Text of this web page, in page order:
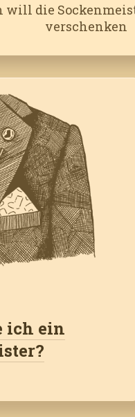
will die
verschenken
ich ein